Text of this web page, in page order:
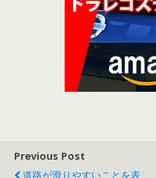
Previous Post
道路が滑りやすいことを表